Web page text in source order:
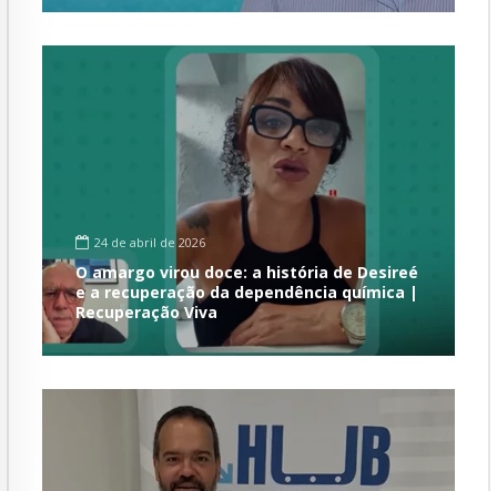
24 de abril de 2026
O amargo virou doce: a história de Desireé
e a recuperação da dependência química |
Recuperação Viva